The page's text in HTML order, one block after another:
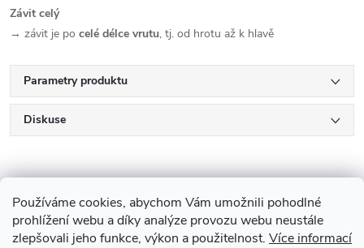
Používáme cookies, abychom Vám umožnili pohodlné
prohlížení webu a díky analýze provozu webu neustále
zlepšovali jeho funkce, výkon a použitelnost. Více informací
Závit celý
→ závit je po celé délce vrutu, tj. od hrotu až k hlavě
Parametry produktu
Diskuse